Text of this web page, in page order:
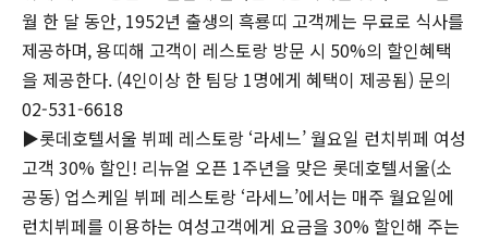
월 한 달 동안, 1952년 출생의 흑룡띠 고객께는 무료로 식사를
제공하며, 용띠해 고객이 레스토랑 방문 시 50%의 할인혜택
을 제공한다. (4인이상 한 팀당 1명에게 혜택이 제공됨) 문의
02-531-6618
▶롯데호텔서울 뷔페 레스토랑 ‘라세느’ 월요일 런치뷔페 여성
고객 30% 할인! 리뉴얼 오픈 1주년을 맞은 롯데호텔서울(소
공동) 업스케일 뷔페 레스토랑 ‘라세느’에서는 매주 월요일에
런치뷔페를 이용하는 여성고객에게 요금을 30% 할인해 주는